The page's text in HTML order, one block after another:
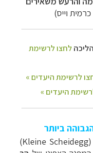
וייס)
ביותר
(Kleine Scheidegg)